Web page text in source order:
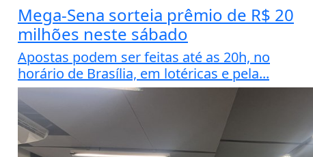
Mega-Sena sorteia prêmio de R$ 20
milhões neste sábado
Apostas podem ser feitas até as 20h, no
horário de Brasília, em lotéricas e pela...